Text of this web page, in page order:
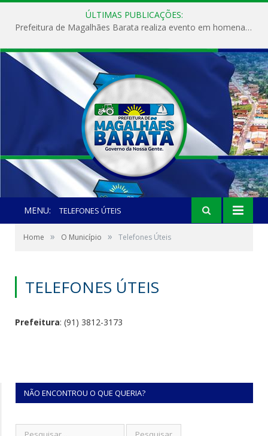
ÚLTIMAS PUBLICAÇÕES:
Prefeitura de Magalhães Barata realiza evento em homenagem ao Dia Internacional da Mulher
MENU: TELEFONES ÚTEIS
Home » O Município » Telefones Úteis
TELEFONES ÚTEIS
Prefeitura: (91) 3812-3173
NÃO ENCONTROU O QUE QUERIA?